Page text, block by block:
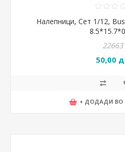
Налепници, Сет 1/12,
50,00
+ ДОДАДИ